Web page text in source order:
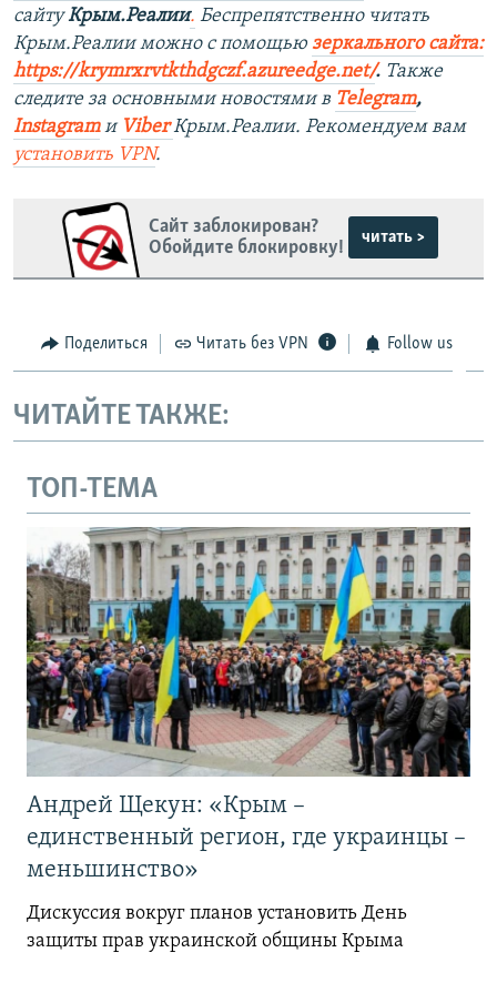
сайтуКрым.Реалии. Беспрепятственно читать
Крым.Реалии можно с помощью зеркального сайта:
https://krymrxrvtkthdgczf.azureedge.net/. ​ Также
следите за основными новостями в Telegram,
Instagram и ViberКрым.Реалии. Рекомендуем вам
установить VPN.
Сайт заблокирован?
Обойдите блокировку!
читать >
Поделиться Читать без VPN Follow us
ЧИТАЙТЕ ТАКЖЕ:
ТОП-ТЕМА
Андрей Щекун: «Крым –
единственный регион, где украинцы –
меньшинство»
Дискуссия вокруг планов установить День
защиты прав украинской общины Крыма